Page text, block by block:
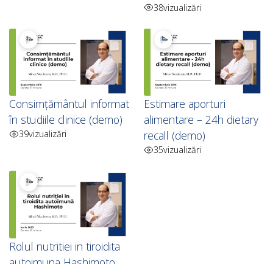
38vizualizări
Consimțământul informat
în studiile clinice (demo)
39vizualizări
Estimare aporturi
alimentare – 24h dietary
recall (demo)
35vizualizări
Rolul nutritiei in tiroidita